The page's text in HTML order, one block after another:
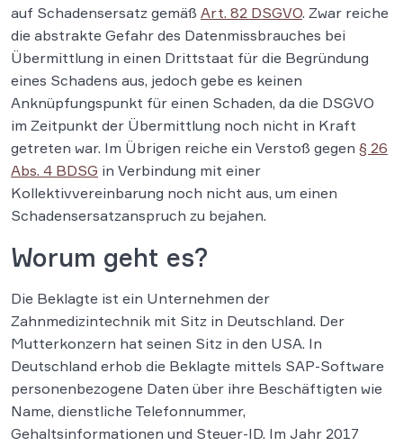
auf Schadensersatz gemäß Art. 82 DSGVO. Zwar reiche
die abstrakte Gefahr des Datenmissbrauches bei
Übermittlung in einen Drittstaat für die Begründung
eines Schadens aus, jedoch gebe es keinen
Anknüpfungspunkt für einen Schaden, da die DSGVO
im Zeitpunkt der Übermittlung noch nicht in Kraft
getreten war. Im Übrigen reiche ein Verstoß gegen § 26
Abs. 4 BDSG in Verbindung mit einer
Kollektivvereinbarung noch nicht aus, um einen
Schadensersatzanspruch zu bejahen.
Worum geht es?
Die Beklagte ist ein Unternehmen der
Zahnmedizintechnik mit Sitz in Deutschland. Der
Mutterkonzern hat seinen Sitz in den USA. In
Deutschland erhob die Beklagte mittels SAP-Software
personenbezogene Daten über ihre Beschäftigten wie
Name, dienstliche Telefonnummer,
Gehaltsinformationen und Steuer-ID. Im Jahr 2017